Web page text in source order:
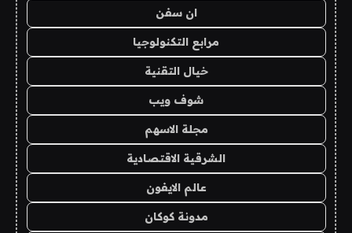
ان سفن
مرابع التكنولوجيا
خيال التقنية
شوف ويب
مجلة الاسهم
الشرقية الاقتصادية
عالم الايفون
مدونة كوكان